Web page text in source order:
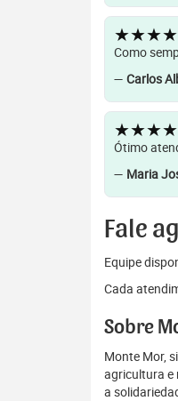
Como
— Carlos
Ótimo
— Maria
Fale
Equipe
Cada
Sobre
Monte Mor,
agricultura e
a